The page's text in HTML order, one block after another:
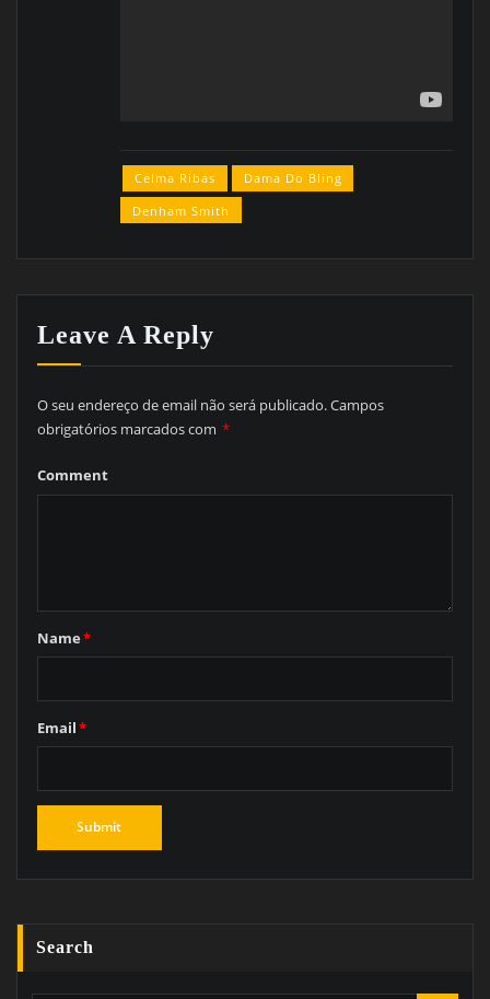
Celma Ribas
Dama Do Bling
Denham Smith
Leave A Reply
O seu endereço de email não será publicado.Campos
obrigatórios marcados com *
Comment
Name*
Email*
Search